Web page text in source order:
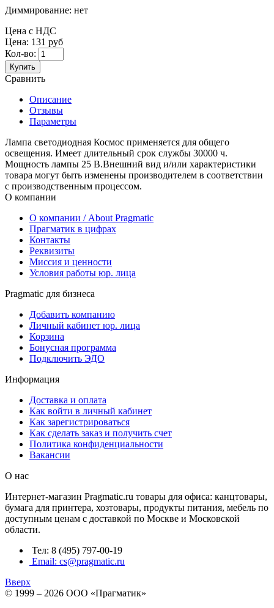
Диммирование: нет
Цена с НДС
Цена: 131 руб
Кол-во:
Купить
Сравнить
Описание
Отзывы
Параметры
Лампа светодиодная Космос применяется для общего
освещения. Имеет длительный срок службы 30000 ч.
Мощность лампы 25 В.Внешний вид и/или характеристики
товара могут быть изменены производителем в соответствии
с производственным процессом.
О компании
О компании / About Pragmatic
Прагматик в цифрах
Контакты
Реквизиты
Миссия и ценности
Условия работы юр. лица
Pragmatic для бизнеса
Добавить компанию
Личный кабинет юр. лица
Корзина
Бонусная программа
Подключить ЭДО
Информация
Доставка и оплата
Как войти в личный кабинет
Как зарегистрироваться
Как сделать заказ и получить счет
Политика конфиденциальности
Вакансии
О нас
Интернет-магазин Pragmatic.ru товары для офиса: канцтовары,
бумага для принтера, хозтовары, продукты питания, мебель по
доступным ценам с доставкой по Москве и Московской
области.
Тел: 8 (495) 797-00-19
Email: cs@pragmatic.ru
Вверх
© 1999 – 2026 ООО «Прагматик»